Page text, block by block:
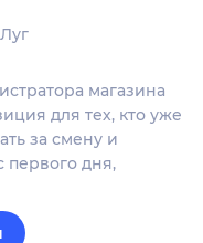
магазина
для тех, кто уже
за смену и
дня,